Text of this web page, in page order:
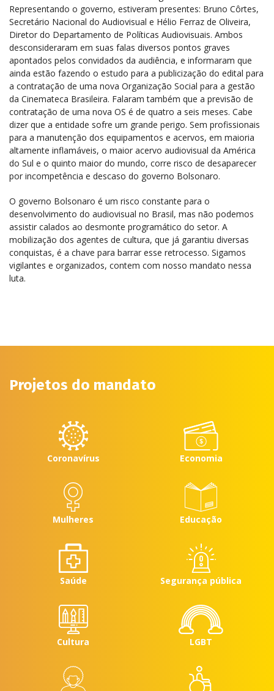
Representando o governo, estiveram presentes: Bruno Côrtes,
Secretário Nacional do Audiovisual e Hélio Ferraz de Oliveira,
Diretor do Departamento de Políticas Audiovisuais. Ambos
desconsideraram em suas falas diversos pontos graves
apontados pelos convidados da audiência, e informaram que
ainda estão fazendo o estudo para a publicização do edital para
a contratação de uma nova Organização Social para a gestão
da Cinemateca Brasileira. Falaram também que a previsão de
contratação de uma nova OS é de quatro a seis meses. Cabe
dizer que a entidade sofre um grande perigo. Sem profissionais
para a manutenção dos equipamentos e acervos, em maioria
altamente inflamáveis, o maior acervo audiovisual da América
do Sul e o quinto maior do mundo, corre risco de desaparecer
por incompetência e descaso do governo Bolsonaro.
O governo Bolsonaro é um risco constante para o
desenvolvimento do audiovisual no Brasil, mas não podemos
assistir calados ao desmonte programático do setor. A
mobilização dos agentes de cultura, que já garantiu diversas
conquistas, é a chave para barrar esse retrocesso. Sigamos
vigilantes e organizados, contem com nosso mandato nessa
luta.
Projetos do mandato
Coronavírus Economia
Mulheres Educação
Saúde Segurança pública
Cultura LGBT